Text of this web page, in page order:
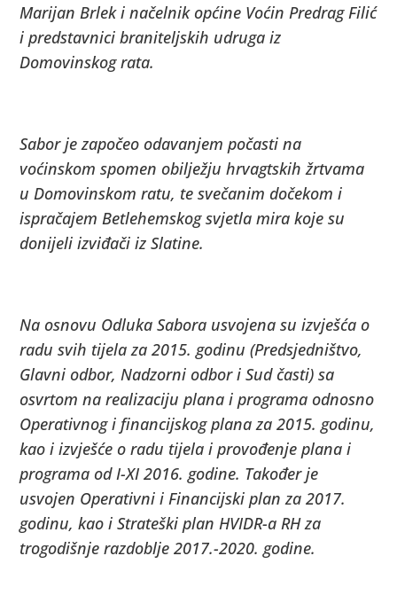
Marijan Brlek i načelnik općine Voćin Predrag Filić
i predstavnici braniteljskih udruga iz
Domovinskog rata.
Sabor je započeo odavanjem počasti na
voćinskom spomen obilježju hrvagtskih žrtvama
u Domovinskom ratu, te svečanim dočekom i
ispračajem Betlehemskog svjetla mira koje su
donijeli izviđači iz Slatine.
Na osnovu Odluka Sabora usvojena su izvješća o
radu svih tijela za 2015. godinu (Predsjedništvo,
Glavni odbor, Nadzorni odbor i Sud časti) sa
osvrtom na realizaciju plana i programa odnosno
Operativnog i financijskog plana za 2015. godinu,
kao i izvješće o radu tijela i provođenje plana i
programa od I-XI 2016. godine. Također je
usvojen Operativni i Financijski plan za 2017.
godinu, kao i Strateški plan HVIDR-a RH za
trogodišnje razdoblje 2017.-2020. godine.